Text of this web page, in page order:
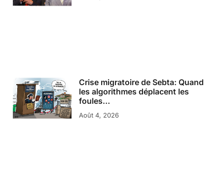
Crise migratoire de Sebta: Quand
les algorithmes déplacent les
foules…
Août 4, 2026